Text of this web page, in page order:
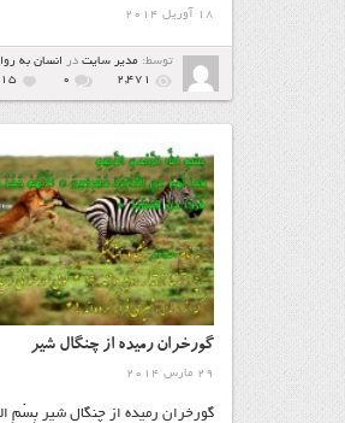
18 آوریل 2014
توسط: مدیر سایتدر انسان به
2,471
۰ 15
گورخران رميده‏ از چنگال شیر
29 مارس 2014
گورخران رميده‏ از چنگال شیر بِسْمِ